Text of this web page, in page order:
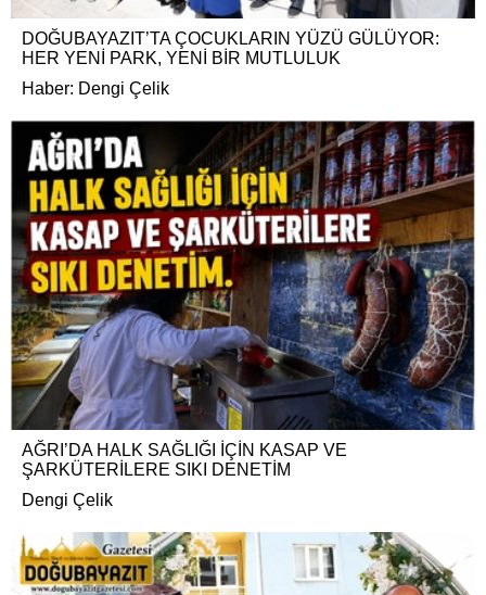
DOĞUBAYAZIT’TA ÇOCUKLARIN YÜZÜ GÜLÜYOR:
HER YENİ PARK, YENİ BİR MUTLULUK
Haber: Dengi Çelik
AĞRI’DA HALK SAĞLIĞI İÇİN KASAP VE
ŞARKÜTERİLERE SIKI DENETİM
Dengi Çelik